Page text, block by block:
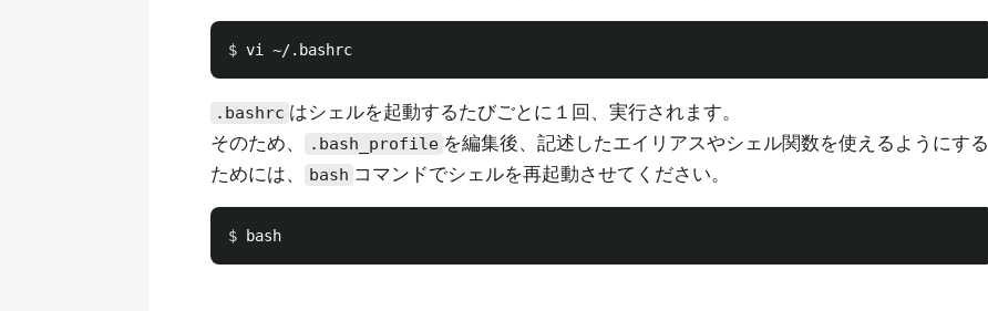
$
.bashrc はシェルを起動するたびごとに１回、実行されます。
そのため、
.bash_profile を編集後、記述したエイリアスやシェル関数を使えるようにする
ためには、
bash コマンドでシェルを再起動させてください。
$